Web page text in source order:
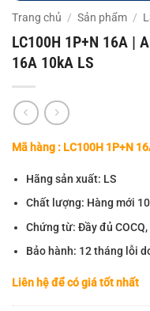
Trang chủ / Sản phẩm /
LC100H 1P+N 16A |
16A 10kA LS
Mã hàng : LC100H 1P+N
Hãng sản xuất: LS
Chất lượng: Hàng mới
Chứng từ: Đầy đủ
Bảo hành: 12 tháng lỗi
Liên hệ để có giá tốt nhất